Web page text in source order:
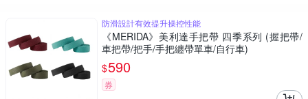
防滑設計有效提升操控性能
《MERIDA》美利達手把帶 四季系列 (握把帶/
車把帶/把手/手把纏帶單車/自行車)
$590
券